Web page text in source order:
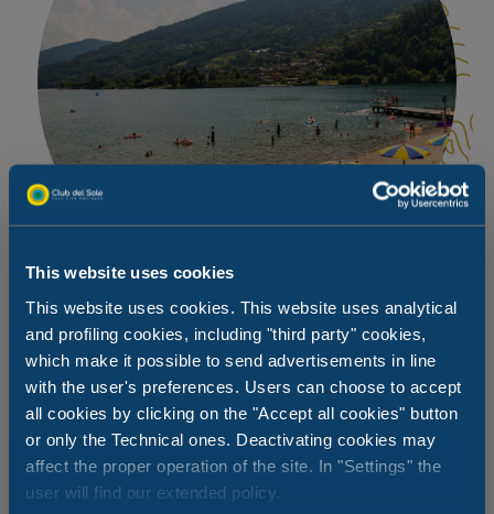
This website uses cookies
This website uses cookies. This website uses analytical
and profiling cookies, including "third party" cookies,
which make it possible to send advertisements in line
with the user's preferences. Users can choose to accept
all cookies by clicking on the "Accept all cookies" button
or only the Technical ones. Deactivating cookies may
affect the proper operation of the site. In "Settings" the
user will find our extended policy.
Nad jeziorem, jak nad morzem
200 metrów od wioski znajduje się Lido San Cristoforo,
plaża z piaskiem przypominającym morze nad jeziorem
Caldonazzo, gdzie można wypożyczyć leżaki i parasole,
a także skorzystać z wygodnego baru z przekąskami